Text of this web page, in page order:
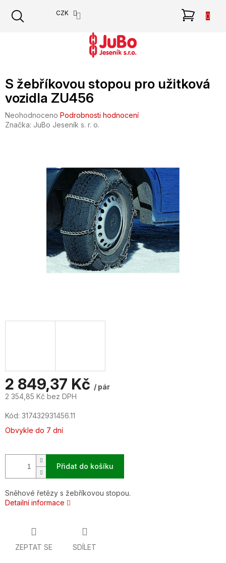
obsah
CZK
S žebříkovou stopou pro užitková
vozidla ZU456
Průměrné
hodnocení
Neohodnoceno Podrobnosti hodnocení
Značka: JuBo Jeseník s. r. o.
2 849,37 Kč / pár
2 354,85 Kč bez DPH
cena:
Kód: 317432931456.11
Obvykle do 7 dní
Přidat do košíku
Sněhové řetězy s žebříkovou stopou.
Detailní informace
ZEPTAT SE SDÍLET